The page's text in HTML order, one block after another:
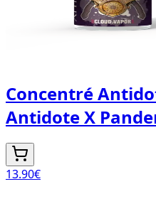
Concentré
Antidote X
13.90€